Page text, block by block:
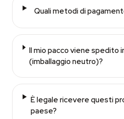
Quali metodi di
Il mio pacco viene spedito
(imballaggio neutro)?
È legale ricevere questi
paese?